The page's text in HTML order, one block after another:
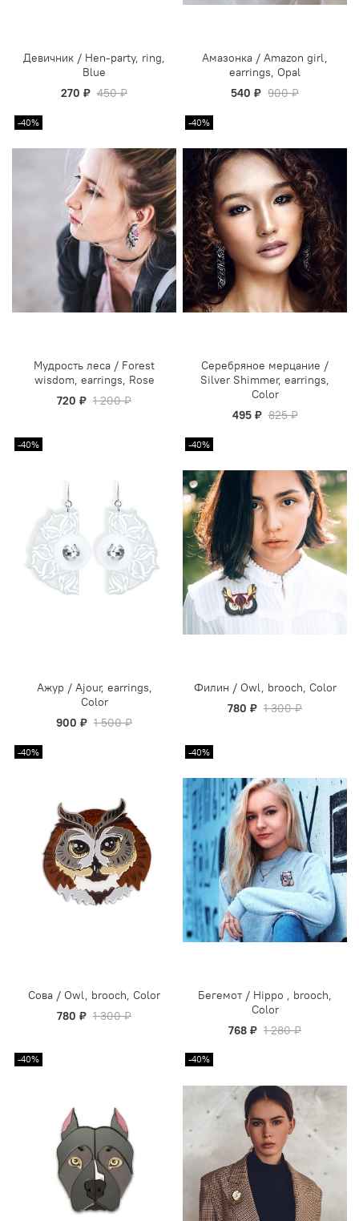
Девичник / Hen-party, ring,
Blue
270 ₽ 450 ₽
Амазонка / Amazon girl,
earrings, Opal
540 ₽ 900 ₽
-40%
Мудрость леса / Forest
wisdom, earrings, Rose
720 ₽ 1 200 ₽
-40%
Серебряное мерцание /
Silver Shimmer, earrings,
Color
495 ₽ 825 ₽
-40%
Ажур / Ajour, earrings,
Color
900 ₽ 1 500 ₽
-40%
Филин / Owl, brooch, Color
780 ₽ 1 300 ₽
-40%
Сова / Owl, brooch, Color
780 ₽ 1 300 ₽
-40%
Бегемот / Hippo , brooch,
Color
768 ₽ 1 280 ₽
-40% -40%